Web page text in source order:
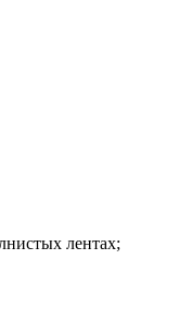
лентах;